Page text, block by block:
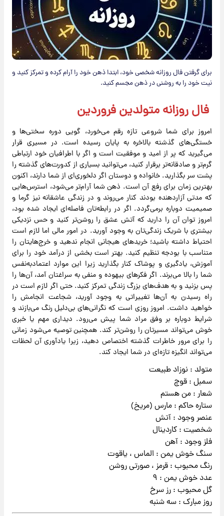
برای گرفتن فال روزانه شخصی خود، ابتدا ذهن خود را آرام کرده و تمرکز کنید و
نیت خود را به روشنی در ذهن مجسم کنید.
فال روزانه متولدین فروردین
امروز برای شما شروعی تازه رقم می‌خورد، گویی دوره سختی‌ها و
خستگی‌های گذشته بالاخره به پایان رسیده است. در مسیری قرار
می‌گیرید که پر از امید و موفقیت است و اگر با اطرافیان خود ارتباطی
گرم‌تر و صادقانه‌تر برقرار کنید، می‌توانید بسیاری از کدورت‌های گذشته را
پشت سر بگذارید. خانواده و دوستان اگر دلخوری‌ای از شما دارند، اکنون
بهترین زمان برای رفع آن است. ذهن شما آرام‌تر می‌شود، استرس‌هایی
که مدتی آزاردهنده بودند کنار می‌روند و در زندگی عاشقانه نیز گرما و
صمیمیت دوباره برمی‌گردد. اگر در رابطه‌تان فاصله‌ای ایجاد شده بود،
امروز توان آن را دارید که آتش عشق را روشن‌تر کنید و حس نزدیکی
بیشتری با شریک زندگی‌تان به وجود آورید. در امور مالی اما لازم است
احتیاط داشته باشید؛ خریدهای هیجانی انجام ندهید و خرج‌هایتان را
متناسب با بودجه تنظیم کنید. بهتر است بخشی از درآمد خود را برای
آموزش، یادگیری و پوشاک کنار بگذارید زیرا این موارد اعتمادبه‌نفس
شما را بالا می‌برند. اگر فکرهای بیهوده و منفی به سراغتان آمد، آن‌ها را
پس بزنید و به هدف‌های بزرگ زندگی تمرکز کنید. حتی اگر لازم است در
راه رسیدن به آن‌ها تغییراتی به وجود آورید، شجاعت انجامش را
خواهید داشت. امروز روزی است که نگرانی‌های بی‌دلیل رنگ می‌بازند و
شرایط دوباره بر وفق مراد شما پیش می‌رود. دیداری مهم یا خبری
خوش می‌تواند مسیرتان را روشن‌تر کند. همچنین توصیه می‌شود زمانی
را برای مرور خاطرات گذشته اختصاص دهید، زیرا یادآوری آن لحظات
می‌تواند انگیزه تازه‌ای در شما ایجاد کند.
متولد : نوزاد طبیعت
سمبل : قوچ
شعار : من هستم
ستاره حاکم : مارس (مریخ)
عنصر وجود : آتش
شخصیت : کاردینال
فلز وجود : آهن
سنگ خوش یمن : الماس ، یاقوت
رنگ محبوب : قرمز ، صورتی روشن
عدد خوش یمن : ۹
گل محبوب : رز سرخ
روز مبارک : سه شنبه